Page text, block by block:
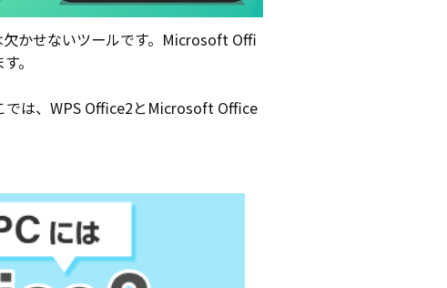
かせないツールです。Microsoft Offi
。
では、WPS Office2とMicrosoft Office